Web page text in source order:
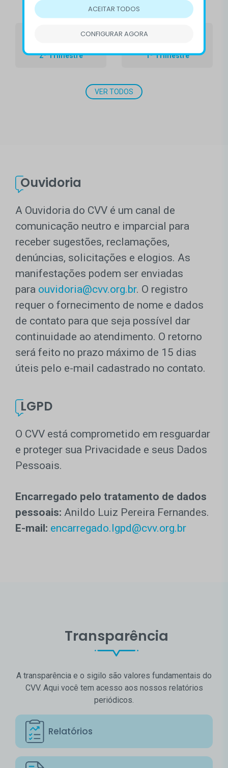
2º Trimestre 1º Trimestre
VER TODOS
Ouvidoria
A Ouvidoria do CVV é um canal de
comunicação neutro e imparcial para
receber sugestões, reclamações,
denúncias, solicitações e elogios. As
manifestações podem ser enviadas
para ouvidoria@cvv.org.br. O registro
requer o fornecimento de nome e dados
de contato para que seja possível dar
continuidade ao atendimento. O retorno
será feito no prazo máximo de 15 dias
úteis pelo e-mail cadastrado no contato.
LGPD
O CVV está comprometido em resguardar
e proteger sua Privacidade e seus Dados
Pessoais.
Encarregado pelo tratamento de dados
pessoais: Anildo Luiz Pereira Fernandes.
E-mail: encarregado.lgpd@cvv.org.br
Transparência
A transparência e o sigilo são valores fundamentais do
CVV. Aqui você tem acesso aos nossos relatórios
periódicos.
Relatórios
ACEITAR TODOS
CONFIGURAR AGORA